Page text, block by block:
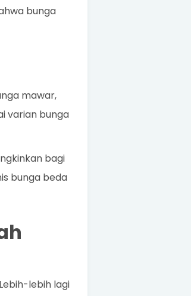
bunga
mawar,
varian bunga
bagi
bunga beda
lebih lagi